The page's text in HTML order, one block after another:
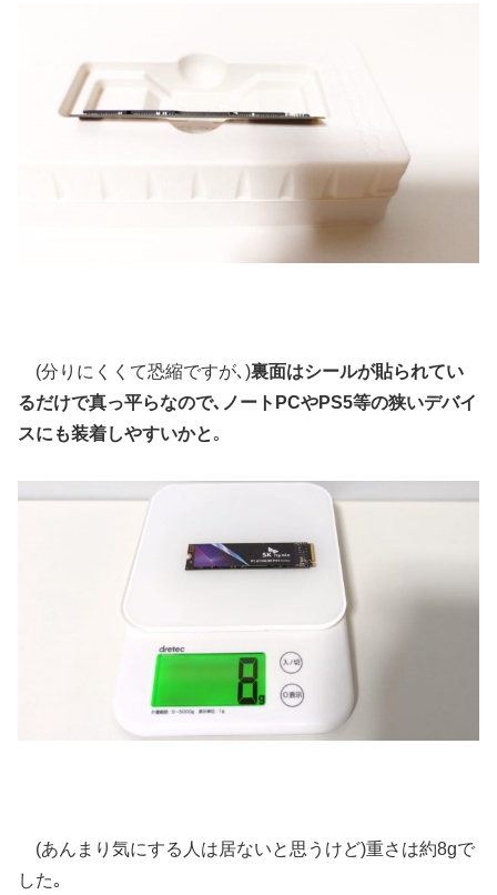
(分りにくくて恐縮ですが､)裏面はシールが貼られてい
るだけで真っ平らなので､ノートPCやPS5等の狭いデバイ
スにも装着しやすいかと｡
(あんまり気にする人は居ないと思うけど)重さは約8gで
した｡